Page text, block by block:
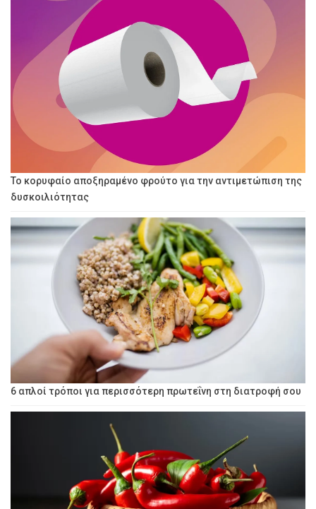
Το κορυφαίο αποξηραμένο φρούτο για την αντιμετώπιση της
δυσκοιλιότητας
6 απλοί τρόποι για περισσότερη πρωτεΐνη στη διατροφή σου